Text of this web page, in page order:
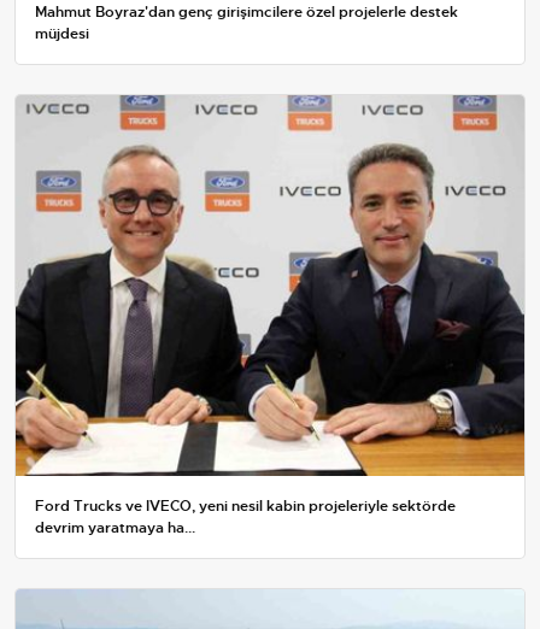
Mahmut Boyraz'dan genç girişimcilere özel projelerle destek
müjdesi
Ford Trucks ve IVECO, yeni nesil kabin projeleriyle sektörde
devrim yaratmaya ha...